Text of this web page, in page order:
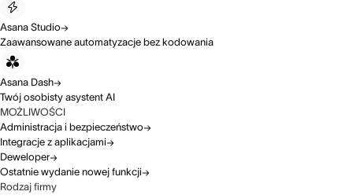
Asana Studio
Zaawansowane automatyzacje bez kodowania
Asana Dash
Twój osobisty asystent AI
MOŻLIWOŚCI
Administracja i bezpieczeństwo
Integracje z aplikacjami
Deweloper
Ostatnie wydanie nowej funkcji
Rodzaj firmy